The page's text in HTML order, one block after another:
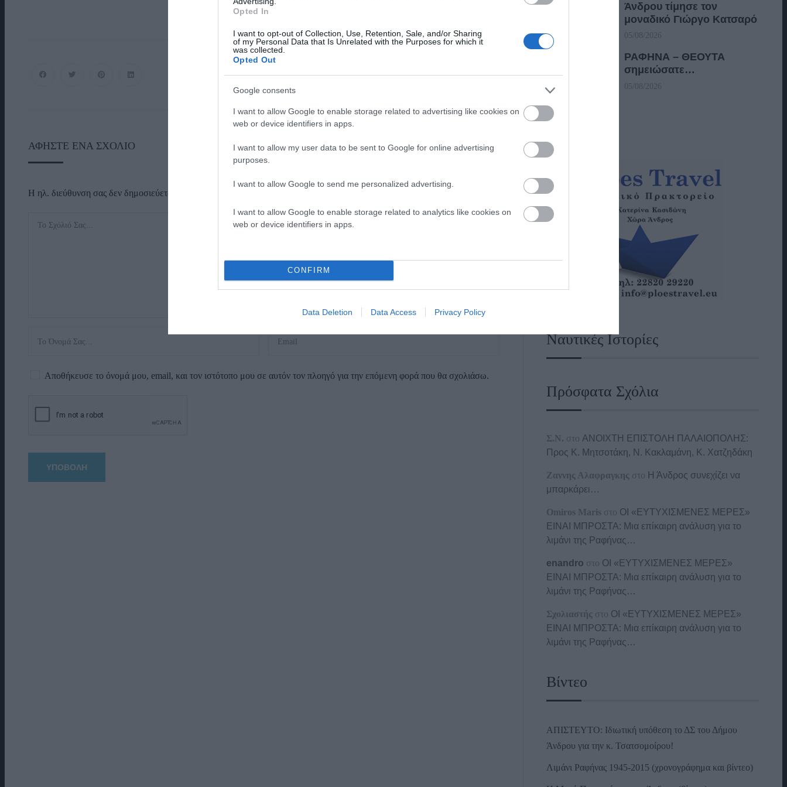
Opted In
I want to opt-out of Collection, Use, Retention, Sale, and/or Sharing
of my Personal Data that Is Unrelated with the Purposes for which it
was collected.
Opted Out
Google consents
I want to allow Google to enable storage related to advertising like cookies on
web or device identifiers in apps.
I want to allow my user data to be sent to Google for online advertising
purposes.
I want to allow Google to send me personalized advertising.
I want to allow Google to enable storage related to analytics like cookies on
web or device identifiers in apps.
CONFIRM
Data Deletion Data Access Privacy Policy
ΑΦΉΣΤΕ ΈΝΑ ΣΧΌΛΙΟ
Η ηλ. διεύθυνση σας δεν δημοσιεύεται.
Αποθήκευσε το όνομά μου, email, και τον ιστότοπο μου σε αυτόν τον πλοηγό για την επόμενη φορά που θα σχολιάσω.
Άνδρου τίμησε τον
μοναδικό Γιώργο Κατσαρό
05/08/2026
ΡΑΦΗΝΑ – ΘΕΟΥΤΑ
σημειώσατε…
05/08/2026
Ναυτικές Ιστορίες
Πρόσφατα Σχόλια
Σ.Ν. στοΑΝΟΙΧΤΗ ΕΠΙΣΤΟΛΗ ΠΑΛΑΙΟΠΟΛΗΣ:
Προς K. Μητσοτάκη, N. Κακλαμάνη, K. Χατζηδάκη
Ζαννης Αλαφραγκης στο Η Άνδρος συνεχίζει να
μπαρκάρει…
Omiros Maris στο ΟΙ «ΕΥΤΥΧΙΣΜΕΝΕΣ ΜΕΡΕΣ»
ΕΙΝΑΙ ΜΠΡΟΣΤΑ: Μια επίκαιρη ανάλυση για το
λιμάνι της Ραφήνας…
enandro στο ΟΙ «ΕΥΤΥΧΙΣΜΕΝΕΣ ΜΕΡΕΣ»
ΕΙΝΑΙ ΜΠΡΟΣΤΑ: Μια επίκαιρη ανάλυση για το
λιμάνι της Ραφήνας…
Σχολιαστής στο ΟΙ «ΕΥΤΥΧΙΣΜΕΝΕΣ ΜΕΡΕΣ»
ΕΙΝΑΙ ΜΠΡΟΣΤΑ: Μια επίκαιρη ανάλυση για το
λιμάνι της Ραφήνας…
Βίντεο
ΑΠΙΣΤΕΥΤΟ: Ιδιωτική υπόθεση το ΔΣ του Δήμου
Άνδρου για την κ. Τσατσομοίρου!
Λιμάνι Ραφήνας 1945-2015 (χρονογράφημα και βίντεο)